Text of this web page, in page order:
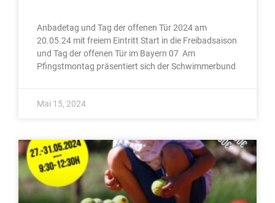
Anbadetag und Tag der offenen Tür 2024 am
20.05.24 mit freiem Eintritt Start in die Freibadsaison
und Tag der offenen Tür im Bayern 07 Am
Pfingstmontag präsentiert sich der Schwimmerbund
Mai 15, 2024